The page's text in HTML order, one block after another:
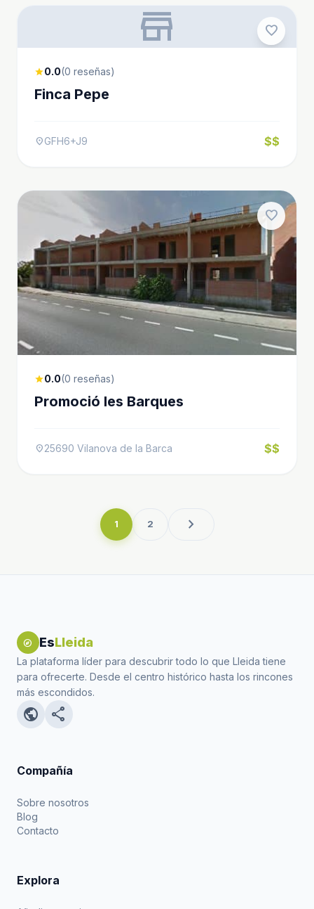
favorite
store
star0.0(0 reseñas)
Finca Pepe
location_onGFH6+J9 $$
favorite
star0.0(0 reseñas)
Promoció les Barques
location_on25690 Vilanova de la Barca $$
1 2 chevron_right
explore EsLleida
La plataforma líder para descubrir todo lo que Lleida tiene
para ofrecerte. Desde el centro histórico hasta los rincones
más escondidos.
public share
Compañía
Sobre nosotros
Blog
Contacto
Explora